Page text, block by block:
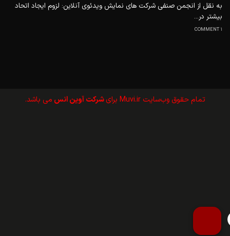
به نقل از انجمن صنفی شرکت های نمایش ویدئوی آنلاین: لزوم ایجاد اتحاد
بیشتر در...
1 COMMENT
تمام حقوق وب‌سايت Muvi.ir برای شرکت آوین انس می باشد.